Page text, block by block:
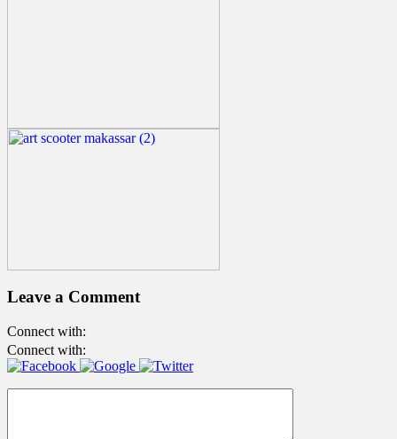
Leave a Comment
Connect with:
Connect with: